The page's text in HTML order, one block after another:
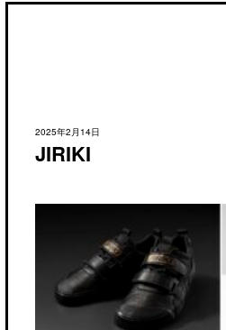
2025年2月14日
JIRIKI